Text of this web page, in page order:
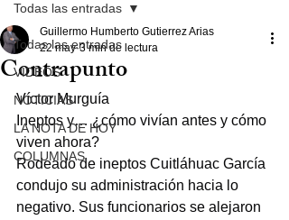
Todas las entradas
VIDEOS
NOTICIAS
LA NOTA DE HOY
COLUMNAS
Todas las entradas
Contrapunto
Guillermo Humberto Gutierrez Arias
22 may 3 min de lectura
Víctor Murguía
Ineptos y… ¿cómo vivían antes y cómo
viven ahora?
Rodeado de ineptos Cuitláhuac García
condujo su administración hacia lo
negativo. Sus funcionarios se alejaron